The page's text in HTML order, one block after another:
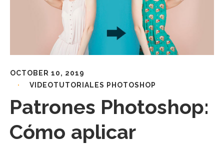
OCTOBER 10, 2019
VIDEOTUTORIALES PHOTOSHOP
Patrones Photoshop:
Cómo aplicar